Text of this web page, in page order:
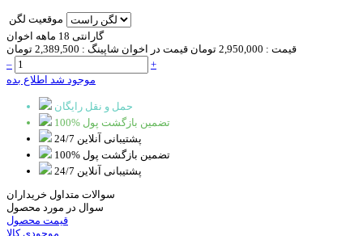
موقعیت لگن
گارانتی 18 ماهه اخوان
قیمت : 2,950,000 تومان قیمت در اخوان شاپینگ : 2,389,500 تومان
–
+
موجود شد اطلاع بده
حمل و نقل رایگان
100% تضمین بازگشت پول
پشتیبانی آنلاین 24/7
100% تضمین بازگشت پول
پشتیبانی آنلاین 24/7
سوالات متداول خریداران
سوال در مورد محصول
قیمت محصول
موجودی کالا